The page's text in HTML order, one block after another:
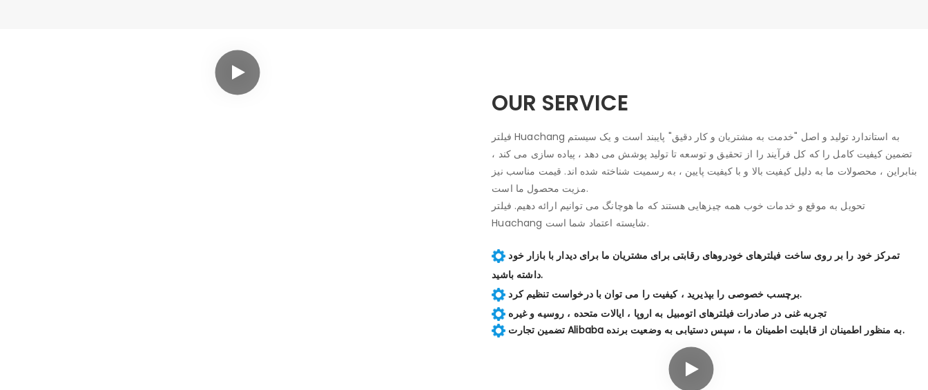
OUR SERVICE
فیلتر Huachang به استاندارد تولید و اصل "خدمت به مشتریان و کار دقیق" پایبند است و یک سیستم
تضمین کیفیت کامل را که کل فرآیند را از تحقیق و توسعه تا تولید پوشش می دهد ، پیاده سازی می کند ،
بنابراین ، محصولات ما به دلیل کیفیت بالا و با کیفیت پایین ، به رسمیت شناخته شده اند. قیمت مناسب نیز
مزیت محصول ما است.
تحویل به موقع و خدمات خوب همه چیزهایی هستند که ما هوچانگ می توانیم ارائه دهیم. فیلتر
Huachang شایسته اعتماد شما است.
تمرکز خود را بر روی ساخت فیلترهای خودروهای رقابتی برای مشتریان ما برای دیدار با بازار خود
داشته باشید.
برچسب خصوصی را بپذیرید ، کیفیت را می توان با درخواست تنظیم کرد.
تجربه غنی در صادرات فیلترهای اتومبیل به اروپا ، ایالات متحده ، روسیه و غیره
تضمین تجارت Alibaba به منظور اطمینان از قابلیت اطمینان ما ، سپس دستیابی به وضعیت برنده.